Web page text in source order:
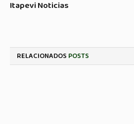
Itapevi Noticias
RELACIONADOS POSTS